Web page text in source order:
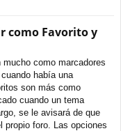
como Favorito y
como marcadores
había una
son más como
cuando un tema
se le avisará de que
propio foro. Las opciones